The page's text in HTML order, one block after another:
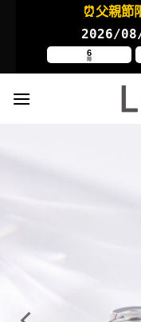
⏰父親節
2026/
6
時